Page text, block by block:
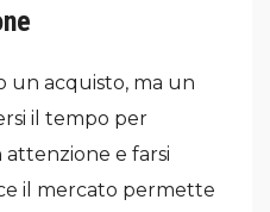
un acquisto, ma un
il tempo per
e farsi
il mercato permette